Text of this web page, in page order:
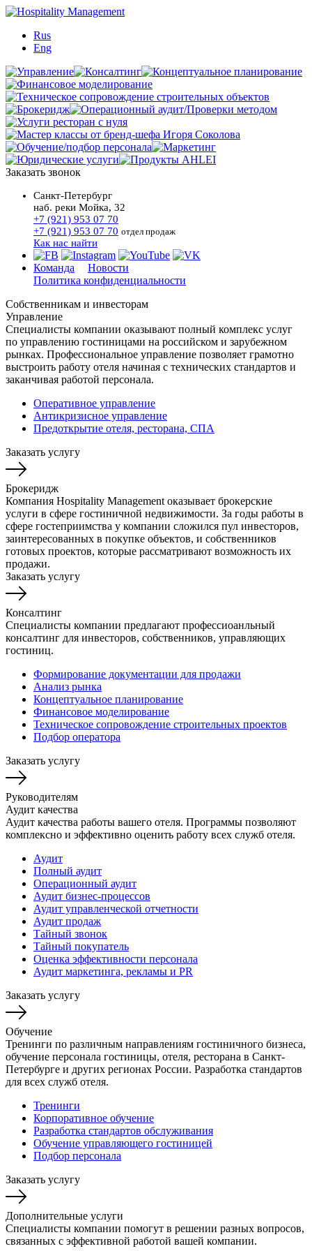
Rus
Eng
Заказать звонок
Санкт-Петербург
наб. реки Мойка, 32
+7 (921) 953 07 70
+7 (921) 953 07 70 отдел продаж
Как нас найти
Команда
Новости
Политика конфиденциальности
Собственникам и инвесторам
Управление
Специалисты компании оказывают полный комплекс услуг
по управлению гостиницами на российском и зарубежном
рынках. Профессиональное управление позволяет грамотно
выстроить работу отеля начиная с технических стандартов и
заканчивая работой персонала.
Оперативное управление
Антикризисное управление
Предоткрытие отеля, ресторана, СПА
Заказать услугу
Брокеридж
Компания Hospitality Management оказывает брокерские
услуги в сфере гостиничной недвижимости. За годы работы в
сфере гостеприимства у компании сложился пул инвесторов,
заинтересованных в покупке объектов, и собственников
готовых проектов, которые рассматривают возможность их
продажи.
Заказать услугу
Консалтинг
Специалисты компании предлагают профессиоанльный
консалтинг для инвесторов, собственников, управляющих
гостиниц.
Формирование документации для продажи
Анализ рынка
Концептуальное планирование
Финансовое моделирование
Техническое сопровождение строительных проектов
Подбор оператора
Заказать услугу
Руководителям
Аудит качества
Аудит качества работы вашего отеля. Программы позволяют
комплексно и эффективно оценить работу всех служб отеля.
Аудит
Полный аудит
Операционный аудит
Аудит бизнес-процессов
Аудит управленческой отчетности
Аудит продаж
Тайный звонок
Тайный покупатель
Оценка эффективности персонала
Аудит маркетинга, рекламы и PR
Заказать услугу
Обучение
Тренинги по различным направлениям гостиничного бизнеса,
обучение персонала гостиницы, отеля, ресторана в Санкт-
Петербурге и других регионах России. Разработка стандартов
для всех служб отеля.
Тренинги
Корпоративное обучение
Разработка стандартов обслуживания
Обучение управляющего гостиницей
Подбор персонала
Заказать услугу
Дополнительные услуги
Специалисты компании помогут в решении разных вопросов,
связанных с эффективной работой вашей компании.